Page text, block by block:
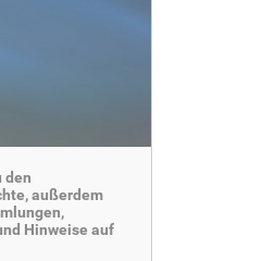
den
außerdem
Hinweise auf